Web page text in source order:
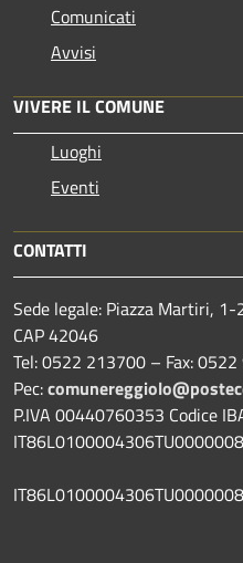
Comunicati
Avvisi
VIVERE IL COMUNE
Luoghi
Eventi
CONTATTI
Sede legale: Piazza Martiri,
CAP 42046
Tel: 0522 213700 – Fax:
Pec:
P.IVA 00440760353 Codice